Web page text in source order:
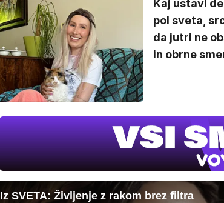
Kaj ustavi
pol sveta,
da jutri ne
in obrne
Iz SVETA: Življenje z rakom brez filtra